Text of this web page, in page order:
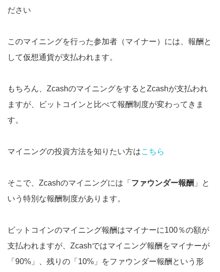
ださい
このマイニングを行った参加者（マイナー）には、報酬と
して仮想通貨が支払われます。
もちろん、ZcashのマイニングをするとZcashが支払われ
ますが、ビットコインと比べて報酬制度が変わってきま
す。
マイニングの投資方法を知りたい方はこちら
そこで、Zcashのマイニングには「 ファウンダー報酬 」と
いう特別な報酬制度があります。
ビットコインのマイニング報酬はマイナーに100％の額が
支払われますが、Zcashではマイニング報酬をマイナーが
「90%」、残りの「10%」をファウンダー報酬という形